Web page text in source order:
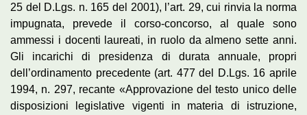
25 del D.Lgs. n. 165 del 2001), l’art. 29, cui rinvia la norma
impugnata, prevede il corso-concorso, al quale sono
ammessi i docenti laureati, in ruolo da almeno sette anni.
Gli incarichi di presidenza di durata annuale, propri
dell’ordinamento precedente (art. 477 del D.Lgs. 16 aprile
1994, n. 297, recante «Approvazione del testo unico delle
disposizioni legislative vigenti in materia di istruzione,